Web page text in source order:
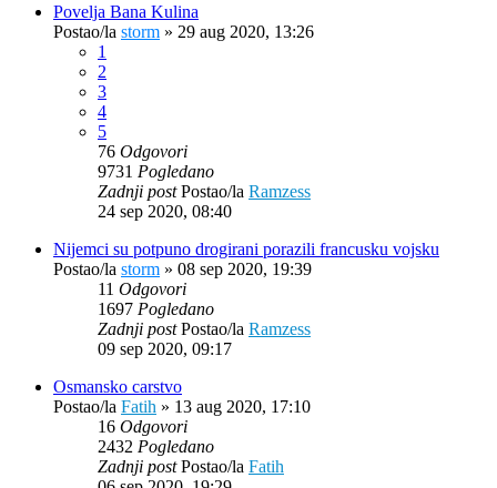
Povelja Bana Kulina
Postao/la storm » 29 aug 2020, 13:26
1
2
3
4
5
76 Odgovori
9731 Pogledano
Zadnji postPostao/la Ramzess
24 sep 2020, 08:40
Nijemci su potpuno drogirani porazili francusku vojsku
Postao/la storm » 08 sep 2020, 19:39
11 Odgovori
1697 Pogledano
Zadnji postPostao/la Ramzess
09 sep 2020, 09:17
Osmansko carstvo
Postao/la Fatih » 13 aug 2020, 17:10
16 Odgovori
2432 Pogledano
Zadnji postPostao/la Fatih